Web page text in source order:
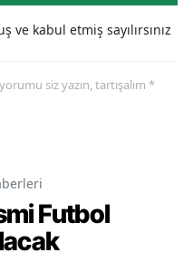
ve kabul etmiş sayılırsınız
siz yazın, tartışalım *
Futbol